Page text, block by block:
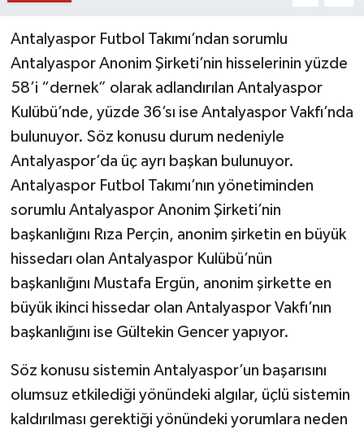
Antalyaspor Futbol Takımı’ndan sorumlu
Antalyaspor Anonim Şirketi’nin hisselerinin yüzde
58’i “dernek” olarak adlandırılan Antalyaspor
Kulübü’nde, yüzde 36’sı ise Antalyaspor Vakfı’nda
bulunuyor. Söz konusu durum nedeniyle
Antalyaspor’da üç ayrı başkan bulunuyor.
Antalyaspor Futbol Takımı’nın yönetiminden
sorumlu Antalyaspor Anonim Şirketi’nin
başkanlığını Rıza Perçin, anonim şirketin en büyük
hissedarı olan Antalyaspor Kulübü’nün
başkanlığını Mustafa Ergün, anonim şirkette en
büyük ikinci hissedar olan Antalyaspor Vakfı’nın
başkanlığını ise Gültekin Gencer yapıyor.
Söz konusu sistemin Antalyaspor’un başarısını
olumsuz etkilediği yönündeki algılar, üçlü sistemin
kaldırılması gerektiği yönündeki yorumlara neden
MAGAZİN